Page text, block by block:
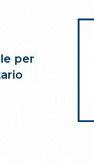
per